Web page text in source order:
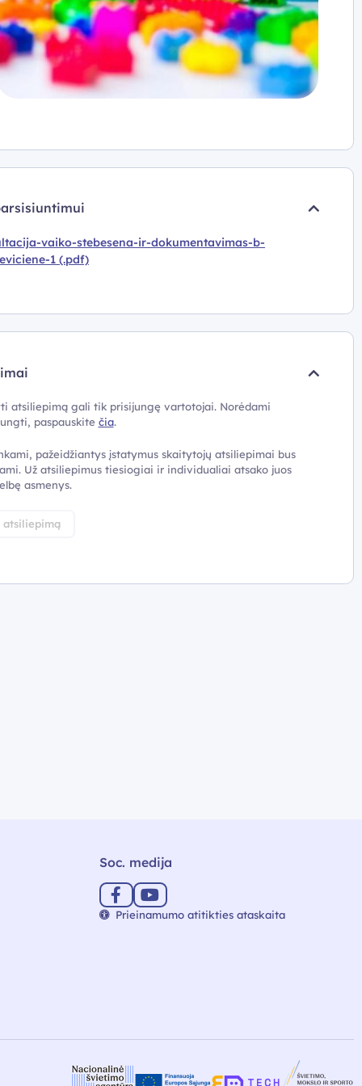
vaiko-stebesena-ir-dokumentavimas-b-
1 (.pdf)
atsiliepimą gali tik prisijungę vartotojai. Norėdami
paspauskite čia.
pažeidžiantys įstatymus skaitytojų atsiliepimai bus
Už atsiliepimus tiesiogiai ir individualiai atsako juos
asmenys.
atsiliepimą
Soc. medija
Prieinamumo atitikties ataskaita